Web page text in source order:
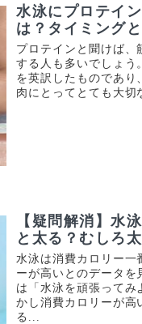
水泳にプロテイ
は？タイミング
プロテインと聞けば、
する人も多いでしょう
を英訳したものであり
肉にとってとても大切
【疑問解消】水
と太る？むしろ
水泳は消費カロリー一
ーが高いとのデータを
は「水泳を頑張ってみ
かし消費カロリーが高
る...